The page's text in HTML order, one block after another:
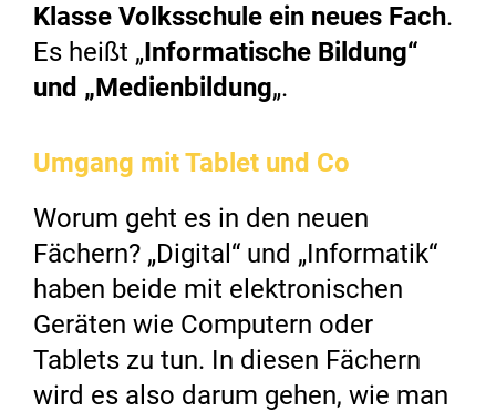
Klasse Volksschule ein neues Fach.
Es heißt „Informatische Bildung“
und „Medienbildung„.
Umgang mit Tablet und Co
Worum geht es in den neuen
Fächern? „Digital“ und „Informatik“
haben beide mit elektronischen
Geräten wie Computern oder
Tablets zu tun. In diesen Fächern
wird es also darum gehen, wie man